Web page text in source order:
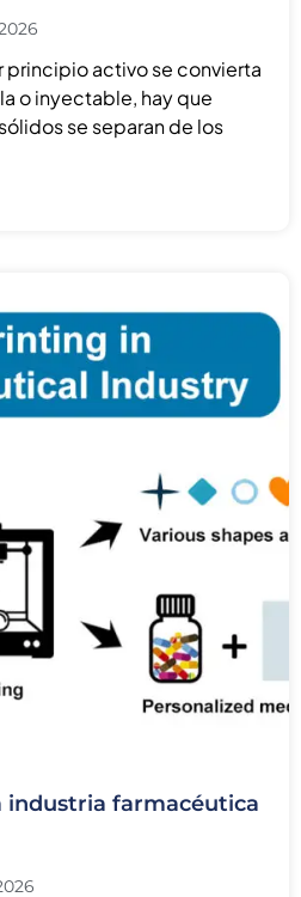
principio activo se convierta
o inyectable, hay que
se separan de los
industria farmacéutica